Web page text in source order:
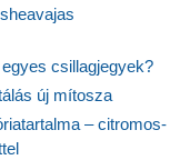
csillagjegyek?
új mítosza
– citromos-